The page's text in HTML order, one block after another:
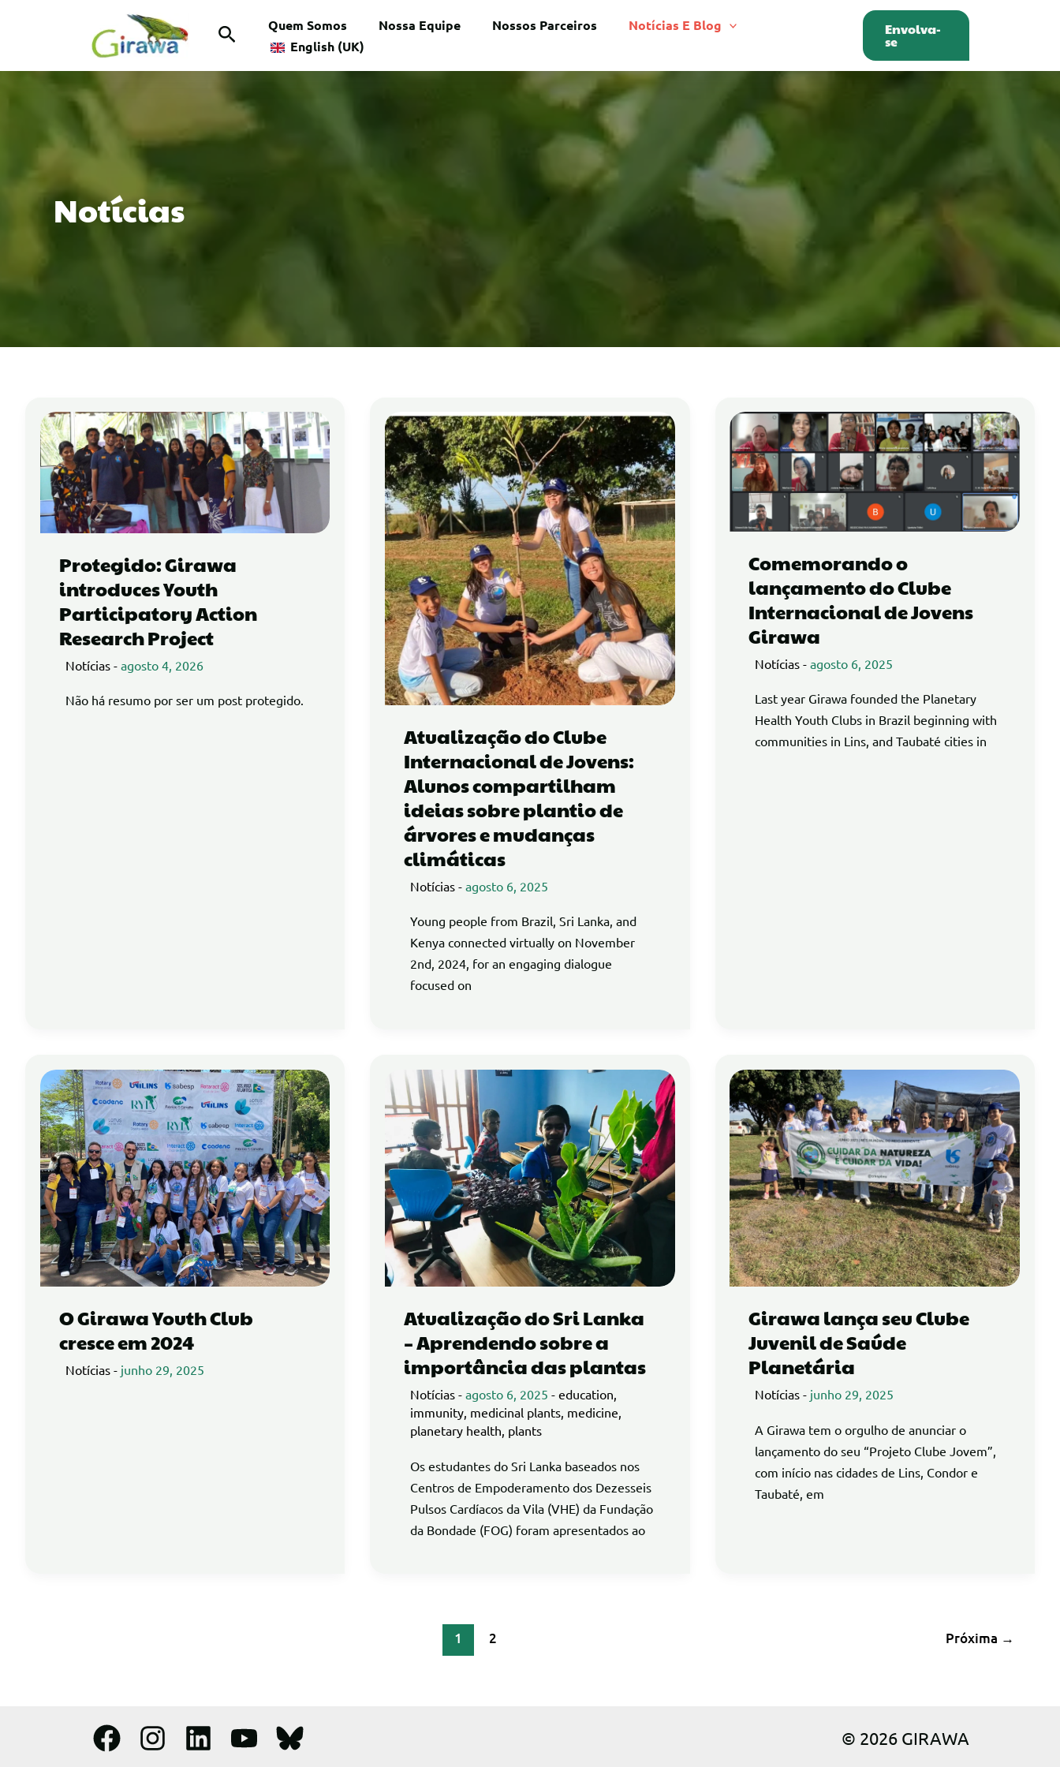
conteúdo
PesquisarQuem Somos Nossa Equipe Nossos Parceiros
Notícias E Blog
English (UK)
Envolva-
se
Notícias
Protegido: Girawa
introduces Youth
Participatory Action
Research Project
Notícias- agosto 4, 2026
Não há resumo por ser um post protegido.
Atualização do Clube
Internacional de Jovens:
Alunos compartilham
ideias sobre plantio de
árvores e mudanças
climáticas
Notícias -agosto 6, 2025
Young people from Brazil, Sri Lanka, and
Kenya connected virtually on November
2nd, 2024, for an engaging dialogue
focused on
Comemorando o
lançamento do Clube
Internacional de Jovens
Girawa
Notícias -agosto 6, 2025
Last year Girawa founded the Planetary
Health Youth Clubs in Brazil beginning with
communities in Lins, and Taubaté cities in
O Girawa Youth Club
cresce em 2024
Notícias- junho 29, 2025
Atualização do Sri Lanka
– Aprendendo sobre a
importância das plantas
Notícias -agosto 6, 2025-education,
immunity, medicinal plants, medicine,
planetary health, plants
Os estudantes do Sri Lanka baseados nos
Centros de Empoderamento dos Dezesseis
Pulsos Cardíacos da Vila (VHE) da Fundação
da Bondade (FOG) foram apresentados ao
Girawa lança seu Clube
Juvenil de Saúde
Planetária
Notícias - junho 29, 2025
A Girawa tem o orgulho de anunciar o
lançamento do seu “Projeto Clube Jovem”,
com início nas cidades de Lins, Condor e
Taubaté, em
1 2 Próxima →
© 2026 GIRAWA